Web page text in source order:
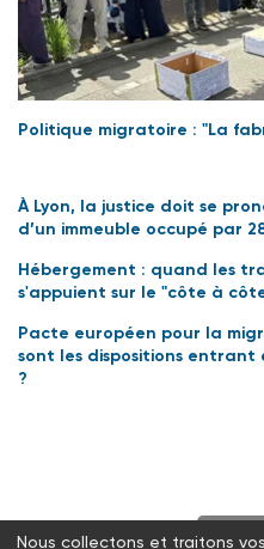
Politique migratoire : "La
À Lyon, la justice doit se
d’un immeuble occupé par
Hébergement : quand les
s'appuient sur le "côte à
Pacte européen pour la
sont les dispositions entrant
?
Nous collectons et traitons